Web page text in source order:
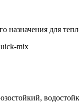
назначения для
mix